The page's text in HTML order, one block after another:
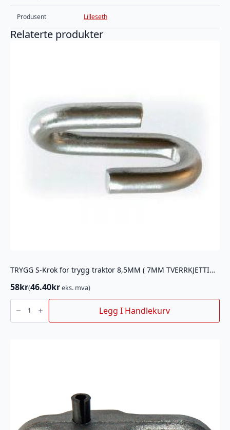
Produsent Lilleseth
Relaterte produkter
TRYGG S-Krok for trygg traktor 8,5MM ( 7MM TVERRKJETTING)
58kr(46.40kreks. mva)
TRYGG
Krok
for
Legg I Handlekurv